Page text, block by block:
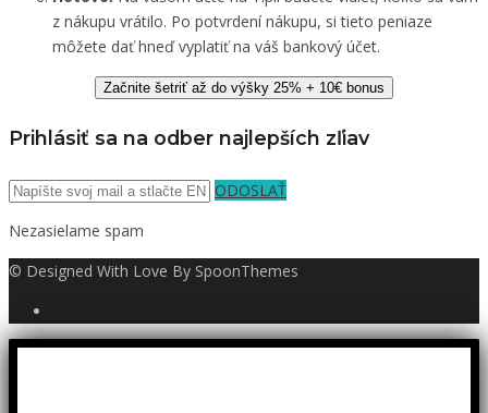
z nákupu vrátilo. Po potvrdení nákupu, si tieto peniaze
môžete dať hneď vyplatiť na váš bankový účet.
Začnite šetriť až do výšky 25% + 10€ bonus
Prihlásiť sa na odber najlepších zľiav
ODOSLAŤ
Nezasielame spam
© Designed With Love By SpoonThemes